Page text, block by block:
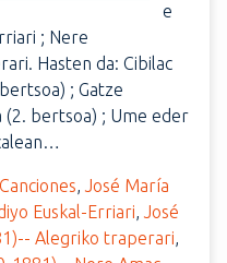
e
; Nere
Hasten da: Cibilac
; Gatze
bertsoa) ; Ume eder
Canciones, José María
Euskal-Erriari, José
Alegriko traperari,